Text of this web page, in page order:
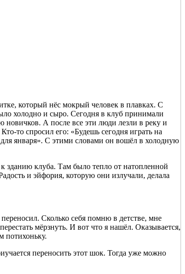
который нёс мокрый человек в плавках. С
холодно и сыро. Сегодня в клуб принимали
А после все эти люди лезли в реку и
то спросил его: «Будешь сегодня играть на
для января». С этими словами он вошёл в холодную
клуба. Там было тепло от натопленной
и эйфория, которую они излучали, делала
Сколько себя помню в детстве, мне
мёрзнуть. И вот что я нашёл. Оказывается,
потихоньку.
переносить этот шок. Тогда уже можно